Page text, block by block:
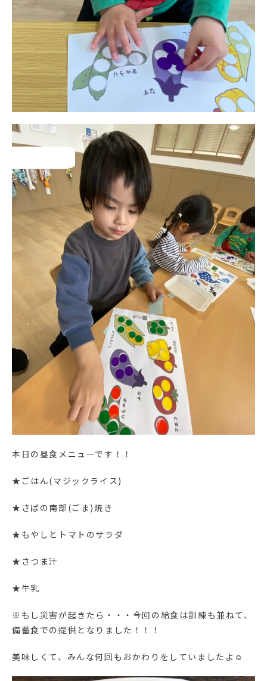
本日の昼食メニューです！！
★ごはん(マジックライス)
★さばの南部(ごま)焼き
★もやしとトマトのサラダ
★さつま汁
★牛乳
※もし災害が起きたら・・・今回の給食は訓練も兼ねて、
備蓄食での提供となりました！！！
美味しくて、みんな何回もおかわりをしていましたよ☺